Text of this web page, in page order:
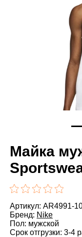
Майка
Артикул: AR4991-
Бренд: Nike
Пол: мужской
Срок отгрузки: 3-4